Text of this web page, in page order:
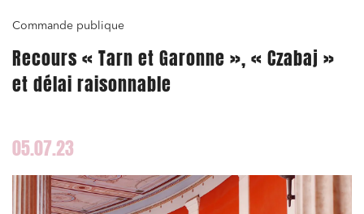
Commande publique
Recours « Tarn et Garonne », « Czabaj »
et délai raisonnable
05.07.23